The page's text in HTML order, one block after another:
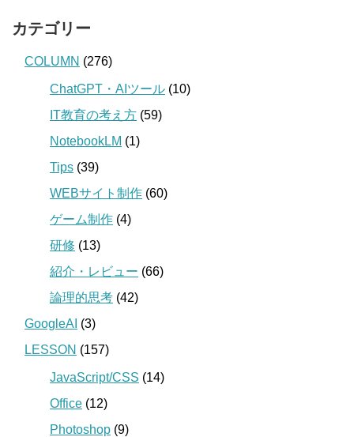
カテゴリー
COLUMN (276)
ChatGPT・AIツール (10)
IT教育の考え方 (59)
NotebookLM (1)
Tips (39)
WEBサイト制作 (60)
ゲーム制作 (4)
研修 (13)
紹介・レビュー (66)
論理的思考 (42)
GoogleAI (3)
LESSON (157)
JavaScript/CSS (14)
Office (12)
Photoshop (9)